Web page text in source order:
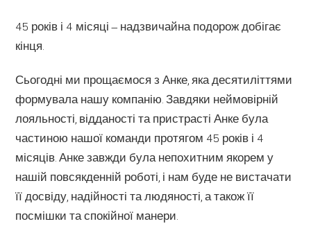
Новини
Про компанію
45 років і 4 місяці – надзвичайна подорож добігає
кінця.
Сьогодні ми прощаємося з Анке, яка десятиліттями
формувала нашу компанію. Завдяки неймовірній
лояльності, відданості та пристрасті Анке була
частиною нашої команди протягом 45 років і 4
місяців. Анке завжди була непохитним якорем у
нашій повсякденній роботі, і нам буде не вистачати
її досвіду, надійності та людяності, а також її
посмішки та спокійної манери.